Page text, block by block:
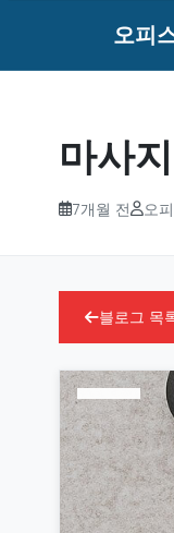
오피
마사
7개월 전 오
블로그 목